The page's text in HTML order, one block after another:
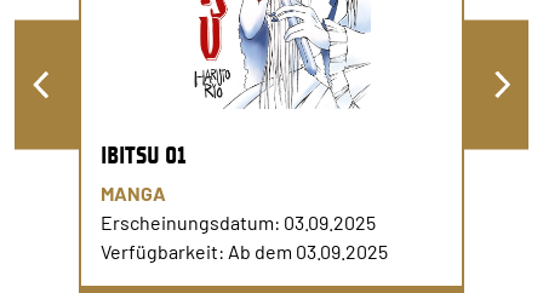
IBITSU 01
MANGA
Erscheinungsdatum: 03.09.2025
Verfügbarkeit: Ab dem 03.09.2025